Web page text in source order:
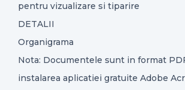
pentru vizualizare si tiparire
DETALII
Organigrama
Nota: Documentele sunt in format
instalarea aplicatiei gratuite Adobe